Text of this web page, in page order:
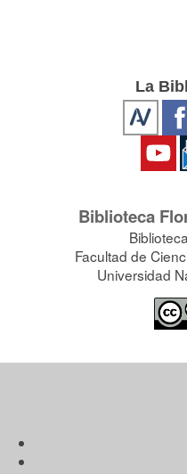
La
Biblioteca
Facultad de
Universidad